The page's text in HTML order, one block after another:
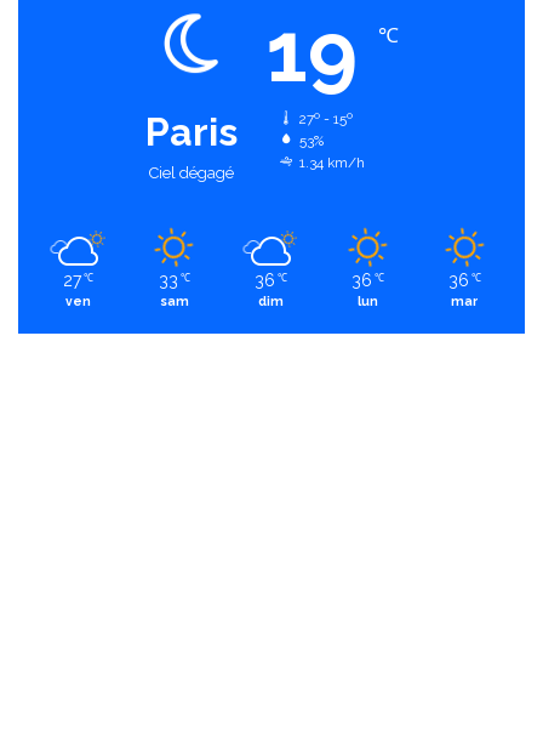
Paris
Ciel dégagé
19 ℃
27º - 15º
53%
1.34 km/h
27 ℃
ven
33 ℃
sam
36 ℃
dim
36 ℃
lun
36 ℃
mar